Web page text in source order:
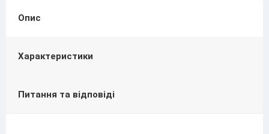
Опис
Характеристики
Питання та відповіді